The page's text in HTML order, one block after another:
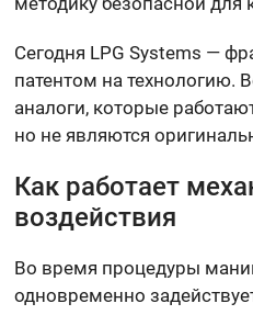
Сегодня LPG Systems —
патентом на технологию.
аналоги, которые
но не являются
Как работает
воздействия
Во время процедуры
одновременно